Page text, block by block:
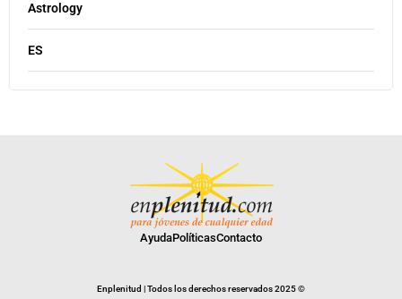
Astrology
ES
AyudaPolíticasContacto
Enplenitud | Todos los derechos reservados 2025 ©